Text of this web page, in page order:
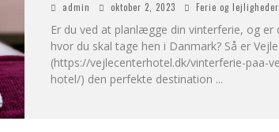
admin oktober 2, 2023 Ferie og lejligheder
Er du ved at planlægge din vinterferie, og er
hvor du skal tage hen i Danmark? Så er
(https://vejlecenterhotel.dk/vinterferie-paa-
hotel/) den perfekte destination ...